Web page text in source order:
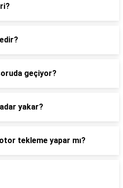
geçiyor?
yakar?
tekleme yapar mı?